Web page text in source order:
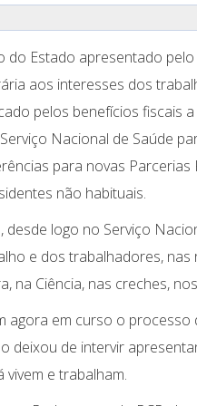
do Estado apresentado
aos interesses dos
pelos benefícios fiscais
Nacional de Saúde
para novas
não habituais.
logo no Serviço
e dos trabalhadores,
na Ciência, nas creches,
agora em curso o processo
deixou de intervir
e trabalham.